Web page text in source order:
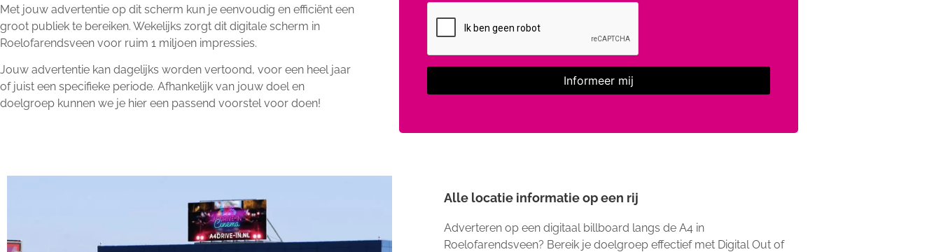
Met jouw advertentie op dit scherm kun je eenvoudig en efficiënt een
groot publiek te bereiken. Wekelijks zorgt dit digitale scherm in
Roelofarendsveen voor ruim 1 miljoen impressies.
Jouw advertentie kan dagelijks worden vertoond, voor een heel jaar
of juist een specifieke periode. Afhankelijk van jouw doel en
doelgroep kunnen we je hier een passend voorstel voor doen!
Alle locatie informatie op een rij
Adverteren op een digitaal billboard langs de A4 in
Roelofarendsveen? Bereik je doelgroep effectief met Digital Out of